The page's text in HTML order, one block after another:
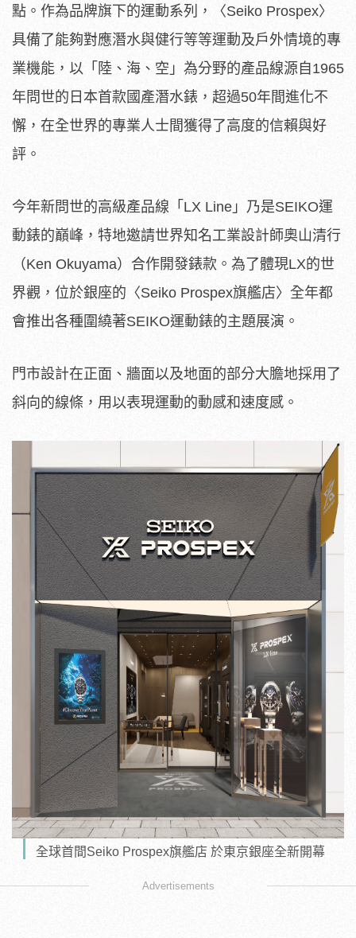
點。作為品牌旗下的運動系列，〈Seiko Prospex〉
具備了能夠對應潛水與健行等等運動及戶外情境的專
業機能，以「陸、海、空」為分野的產品線源自1965
年問世的日本首款國產潛水錶，超過50年間進化不
懈，在全世界的專業人士間獲得了高度的信賴與好
評。
今年新問世的高級產品線「LX Line」乃是SEIKO運
動錶的巔峰，特地邀請世界知名工業設計師奧山清行
（Ken Okuyama）合作開發錶款。為了體現LX的世
界觀，位於銀座的〈Seiko Prospex旗艦店〉全年都
會推出各種圍繞著SEIKO運動錶的主題展演。
門市設計在正面、牆面以及地面的部分大膽地採用了
斜向的線條，用以表現運動的動感和速度感。
全球首間Seiko Prospex旗艦店 於東京銀座全新開幕
Advertisements